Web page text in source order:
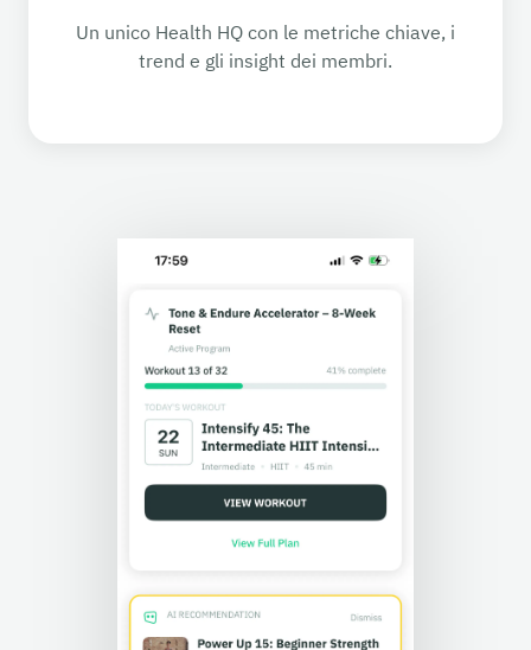
Un unico Health HQ con le metriche chiave, i
trend e gli insight dei membri.